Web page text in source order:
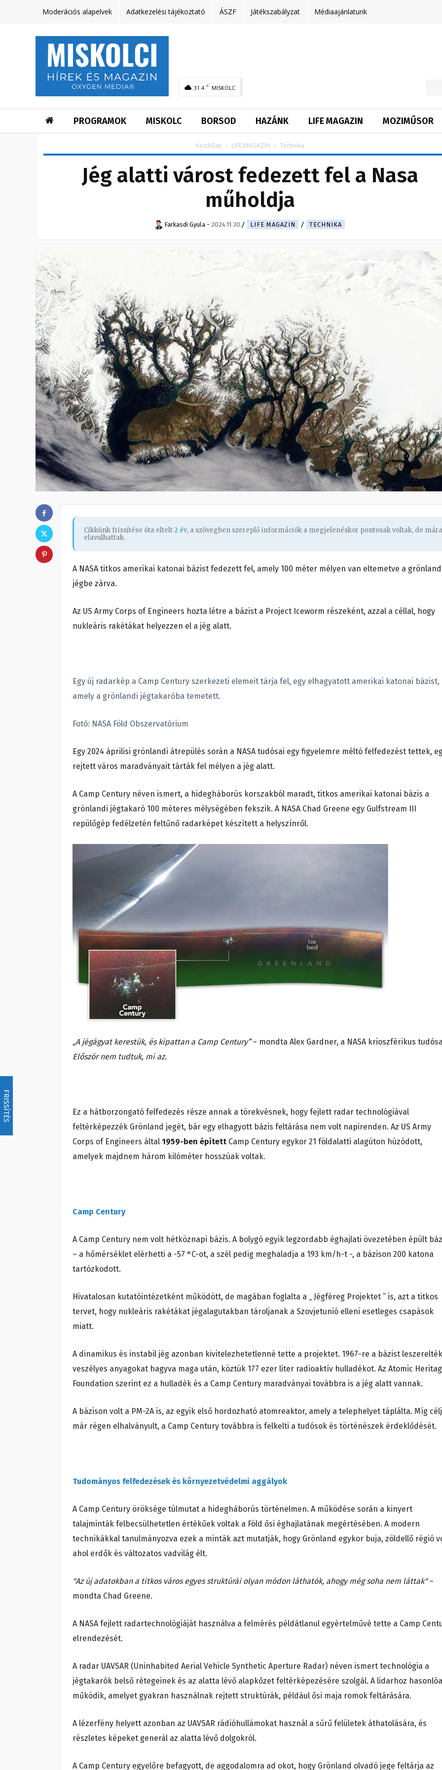
FRISSÍTÉS
Moderációs alapelvek Adatkezelési tájékoztató ÁSZF Játékszabályzat Médiaajánlatunk
31.4 C MISKOLC
PROGRAMOK MISKOLC BORSOD HAZÁNK LIFE MAGAZIN MOZIMŰSOR
Kezdőlap LIFE MAGAZIN Technika
Jég alatti várost fedezett fel a Nasa
műholdja
Farkasdi Gyula - 2024.11.30. LIFE MAGAZIN TECHNIKA
Cikkünk frissítése óta eltelt2 év, a szövegben szereplő információk a megjelenéskor pontosak voltak, de mára
elavulhattak.
A NASA titkos amerikai katonai bázist fedezett fel, amely 100 méter mélyen van eltemetve a
jégbe zárva.
Az US Army Corps of Engineers hozta létre a bázist a Project Iceworm részeként, azzal a céllal, hogy
nukleáris rakétákat helyezzen el a jég alatt.
Egy új radarkép a Camp Century szerkezeti elemeit tárja fel, egy elhagyatott amerikai katonai bázist,
amely a grönlandi jégtakaróba temetett.
Fotó: NASA Föld Obszervatórium
Egy 2024 áprilisi grönlandi átrepülés során a NASA tudósai egy figyelemre méltó felfedezést tettek,
rejtett város maradványait tárták fel mélyen a jég alatt.
A Camp Century néven ismert, a hidegháborús korszakból maradt, titkos amerikai katonai bázis a
grönlandi jégtakaró 100 méteres mélységében fekszik. A NASA Chad Greene egy Gulfstream III
repülőgép fedélzetén feltűnő radarképet készített a helyszínről.
„A jégágyat kerestük, és kipattan a Camp Century”– mondta Alex Gardner, a NASA krioszférikus
Először nem tudtuk, mi az.
Ez a hátborzongató felfedezés része annak a törekvésnek, hogy fejlett radar technológiával
feltérképezzék Grönland jegét, bár egy elhagyott bázis feltárása nem volt napirenden. Az US Army
Corps of Engineers által 1959-ben épített Camp Century egykor 21 földalatti alagúton húzódott,
amelyek majdnem három kilóméter hosszúak voltak.
Camp Century
A Camp Century nem volt hétköznapi bázis. A bolygó egyik legzordabb éghajlati övezetében épült
– a hőmérséklet elérhetti a -57 °C-ot, a szél pedig meghaladja a 193 km/h-t -, a bázison 200 katona
tartózkodott.
Hivatalosan kutatóintézetként működött, de magában foglalta a „ Jégféreg Projektet ” is, azt a titkos
tervet, hogy nukleáris rakétákat jégalagutakban tároljanak a Szovjetunió elleni esetleges csapások
miatt.
A dinamikus és instabil jég azonban kivitelezhetetlenné tette a projektet. 1967-re a bázist
veszélyes anyagokat hagyva maga után, köztük 177 ezer liter radioaktív hulladékot. Az Atomic
Foundation szerint ez a hulladék és a Camp Century maradványai továbbra is a jég alatt vannak.
A bázison volt a PM-2A is, az egyik első hordozható atomreaktor, amely a telephelyet táplálta. Míg
már régen elhalványult, a Camp Century továbbra is felkelti a tudósok és történészek érdeklődését.
Tudományos felfedezések és környezetvédelmi aggályok
A Camp Century öröksége túlmutat a hidegháborús történelmen. A működése során a kinyert
talajminták felbecsülhetetlen értékűek voltak a Föld ősi éghajlatának megértésében. A modern
technikákkal tanulmányozva ezek a minták azt mutatják, hogy Grönland egykor buja, zöldellő régió
ahol erdők és változatos vadvilág élt.
"Az új adatokban a titkos város egyes struktúrái olyan módon láthatók, ahogy még soha nem láttak"–
mondta Chad Greene.
A NASA fejlett radartechnológiáját használva a felmérés példátlanul egyértelművé tette a Camp
elrendezését.
A radar UAVSAR (Uninhabited Aerial Vehicle Synthetic Aperture Radar) néven ismert technológia a
jégtakarók belső rétegeinek és az alatta lévő alapkőzet feltérképezésére szolgál. A lidarhoz
működik, amelyet gyakran használnak rejtett struktúrák, például ősi maja romok feltárására.
A lézerfény helyett azonban az UAVSAR rádióhullámokat használ a sűrű felületek áthatolására, és
részletes képeket generál az alatta lévő dolgokról.
A Camp Century egyelőre befagyott, de aggodalomra ad okot, hogy Grönland olvadó jege feltárja az